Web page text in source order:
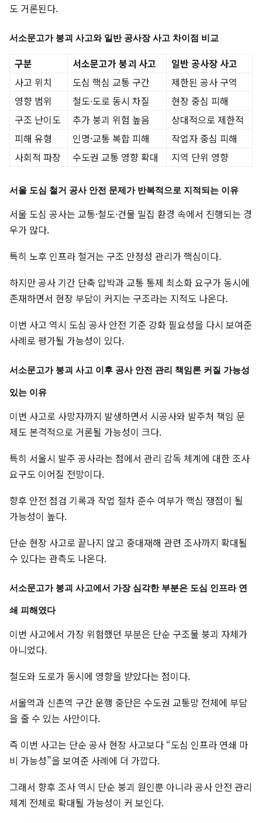
도 거론된다.
서소문고가 붕괴 사고와 일반 공사장 사고 차이점 비교
구분 서소문고가 붕괴 사고
일반 공사장 사고
사고 위치
도심 핵심 교통 구간
제한된 공사 구역
영향 범위
철도·도로 동시 차질
현장 중심 피해
구조 난이도
추가 붕괴 위험 높음
상대적으로 제한적
피해 유형
인명·교통 복합 피해
작업자 중심 피해
사회적 파장
수도권 교통 영향 확대 지역 단위 영향
서울 도심 철거 공사 안전 문제가 반복적으로 지적되는 이유
서울 도심 공사는 교통·철도·건물 밀집 환경 속에서 진행되는 경
우가 많다.
특히 노후 인프라 철거는 구조 안정성 관리가 핵심이다.
하지만 공사 기간 단축 압박과 교통 통제 최소화 요구가 동시에
존재하면서 현장 부담이 커지는 구조라는 지적도 나온다.
이번 사고 역시 도심 공사 안전 기준 강화 필요성을 다시 보여준
사례로 평가될 가능성이 있다.
서소문고가 붕괴 사고 이후 공사 안전 관리 책임론 커질 가능성
있는 이유
이번 사고로 사망자까지 발생하면서 시공사와 발주처 책임 문
제도 본격적으로 거론될 가능성이 크다.
특히 서울시 발주 공사라는 점에서 관리 감독 체계에 대한 조사
요구도 이어질 전망이다.
향후 안전 점검 기록과 작업 절차 준수 여부가 핵심 쟁점이 될
가능성이 높다.
단순 현장 사고로 끝나지 않고 중대재해 관련 조사까지 확대될
수 있다는 관측도 나온다.
서소문고가 붕괴 사고에서 가장 심각한 부분은 도심 인프라 연
쇄 피해였다
이번 사고에서 가장 위험했던 부분은 단순 구조물 붕괴 자체가
아니었다.
철도와 도로가 동시에 영향을 받았다는 점이다.
서울역과 신촌역 구간 운행 중단은 수도권 교통망 전체에 부담
을 줄 수 있는 사안이다.
즉 이번 사고는 단순 공사 현장 사고보다 “도심 인프라 연쇄 마
비 가능성”을 보여준 사례에 더 가깝다.
그래서 향후 조사 역시 단순 붕괴 원인뿐 아니라 공사 안전 관리
체계 전체로 확대될 가능성이 커 보인다.